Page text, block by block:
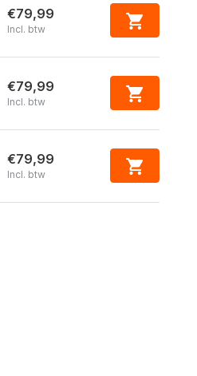
€79,99
Incl. btw
€79,99
Incl. btw
€79,99
Incl. btw